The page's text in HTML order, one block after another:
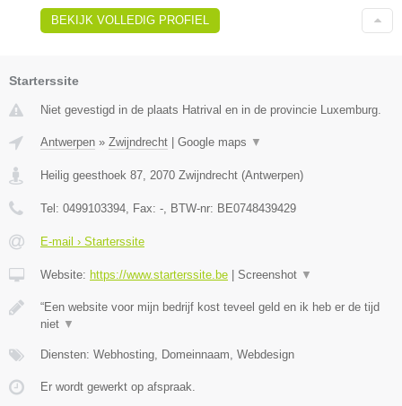
BEKIJK VOLLEDIG PROFIEL
Starterssite
Niet gevestigd in de plaats Hatrival en in de provincie Luxemburg.
Antwerpen » Zwijndrecht | Google maps ▼
Heilig geesthoek 87 2070 Zwijndrecht (Antwerpen)
Tel: 0499103394 , Fax: - , BTW-nr: BE0748439429
E-mail › Starterssite
Website: https://www.starterssite.be | Screenshot ▼
“Een website voor mijn bedrijf kost teveel geld en ik heb er de tijd
niet ▼
Diensten: Webhosting, Domeinnaam, Webdesign
Er wordt gewerkt op afspraak.